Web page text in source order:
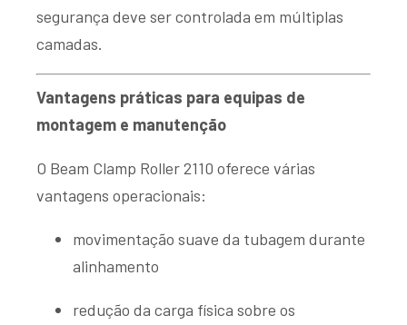
segurança deve ser controlada em múltiplas
camadas.
Vantagens práticas para equipas de
montagem e manutenção
O Beam Clamp Roller 2110 oferece várias
vantagens operacionais:
movimentação suave da tubagem durante
alinhamento
redução da carga física sobre os